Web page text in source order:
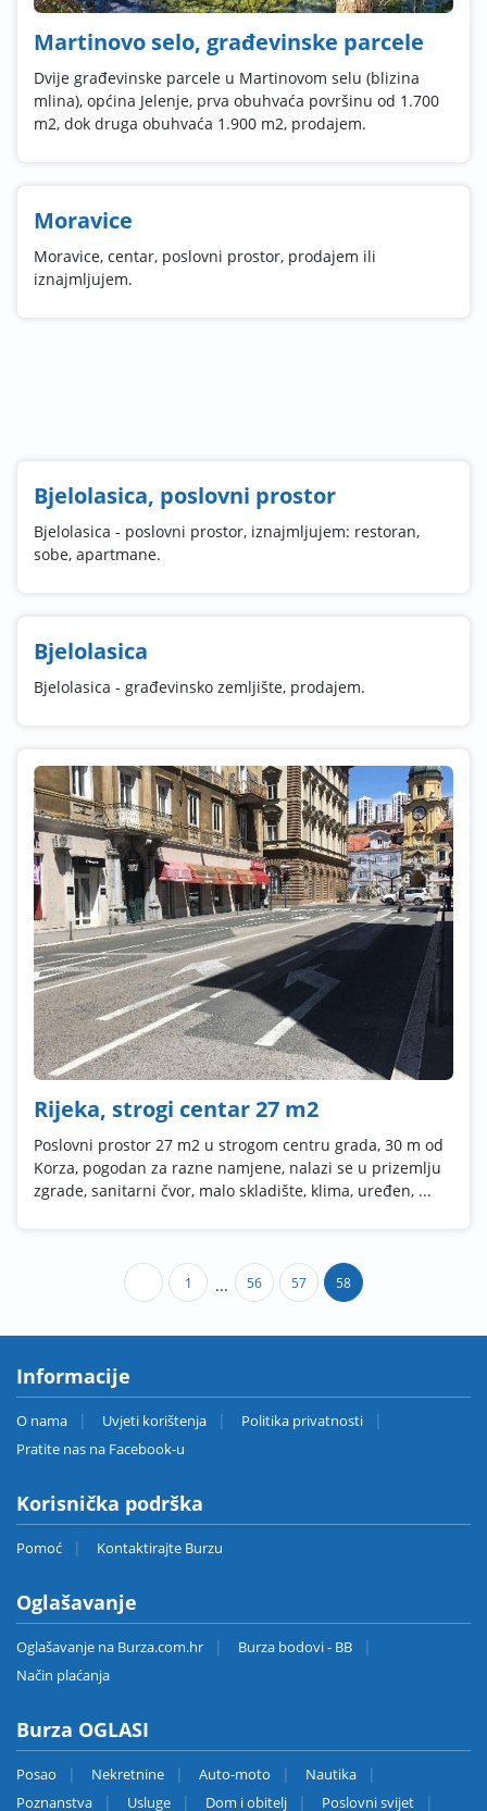
Martinovo selo, građevinske parcele
Dvije građevinske parcele u Martinovom selu (blizina
mlina), općina Jelenje, prva obuhvaća površinu od 1.700
m2, dok druga obuhvaća 1.900 m2, prodajem.
Moravice
Moravice, centar, poslovni prostor, prodajem ili
iznajmljujem.
Bjelolasica, poslovni prostor
Bjelolasica - poslovni prostor, iznajmljujem: restoran,
sobe, apartmane.
Bjelolasica
Bjelolasica - građevinsko zemljište, prodajem.
Rijeka, strogi centar 27 m2
Poslovni prostor 27 m2 u strogom centru grada, 30 m od
Korza, pogodan za razne namjene, nalazi se u prizemlju
zgrade, sanitarni čvor, malo skladište, klima, uređen, ...
1 ... 56 57 58
Informacije
O nama Uvjeti korištenja
Politika privatnosti
Pratite nas na Facebook-u
Korisnička podrška
Pomoć Kontaktirajte Burzu
Oglašavanje
Oglašavanje na Burza.com.hr
Burza bodovi - BB
Način plaćanja
Burza OGLASI
Posao Nekretnine Auto-moto
Nautika
Poznanstva
Usluge Dom i obitelj Poslovni svijet